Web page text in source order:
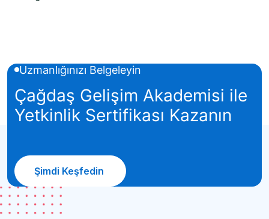
Uzmanlığınızı Belgeleyin
Çağdaş Gelişim Akademisi ile
Yetkinlik Sertifikası Kazanın
Şimdi Keşfedin